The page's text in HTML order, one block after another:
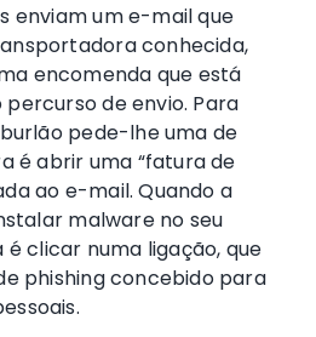
enviam um e-mail que
conhecida,
encomenda que está
de envio. Para
pede-lhe uma de
é abrir uma “fatura de
ao e-mail. Quando a
malware no seu
é clicar numa ligação, que
phishing concebido para